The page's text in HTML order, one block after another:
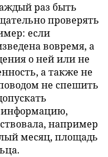
раз быть
проверять
если
вовремя, а
о ней или не
а также не
не спешить
информацию,
например
месяц, площадь